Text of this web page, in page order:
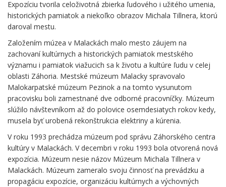
Expozíciu tvorila celoživotná zbierka ľudového i užitého umenia,
historických pamiatok a niekoľko obrazov Michala Tillnera, ktorú
daroval mestu.
Založením múzea v Malackách malo mesto záujem na
zachovaní kultúrnych a historických pamiatok mestského
významu i pamiatok viažucich sa k životu a kultúre ľudu v celej
oblasti Záhoria. Mestské múzeum Malacky spravovalo
Malokarpatské múzeum Pezinok a na tomto vysunutom
pracovisku boli zamestnané dve odborné pracovníčky. Múzeum
slúžilo návštevníkom až do polovice osemdesiatych rokov kedy,
musela byť urobená rekonštrukcia elektriny a kúrenia.
V roku 1993 prechádza múzeum pod správu Záhorského centra
kultúry v Malackách. V decembri v roku 1993 bola otvorená nová
expozícia. Múzeum nesie názov Múzeum Michala Tillnera v
Malackách. Múzeum zameralo svoju činnosť na prevádzku a
propagáciu expozície, organizáciu kultúrnych a výchovných